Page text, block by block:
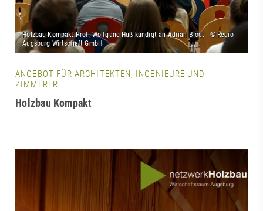
ANGEBOT FÜR ARCHITEKTEN, INGENIEURE UND
ZIMMERER
Holzbau Kompakt